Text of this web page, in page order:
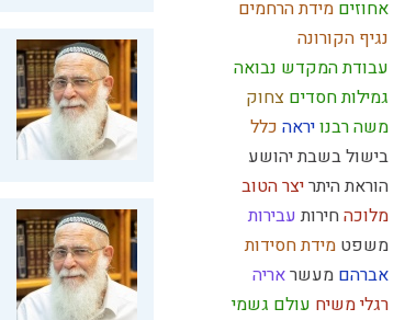
אחוזים מידת הרחמים
נגיף הקורונה
עבודת המקדש נבואה
גמילות חסדים צחוק
משה רבנויראה כלל
בישול בשבתיהושע
הוראת היתריצר הטוב
מלוכהחירותעבירות
משפט מידת חסידות
אברהם מעשראריה
רגלי משיח עולם גשמי